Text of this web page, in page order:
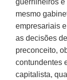
mesmo
empresariais
as decisões
preconceito,
contundentes
capitalista,